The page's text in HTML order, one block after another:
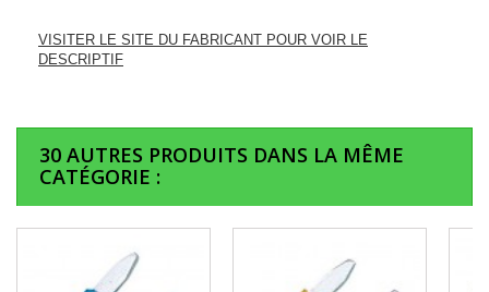
VISITER LE SITE DU FABRICANT POUR VOIR LE
DESCRIPTIF
30 AUTRES PRODUITS DANS LA MÊME
CATÉGORIE :